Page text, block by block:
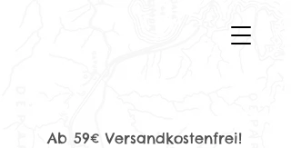
Ab 59€ Versandkostenfrei!